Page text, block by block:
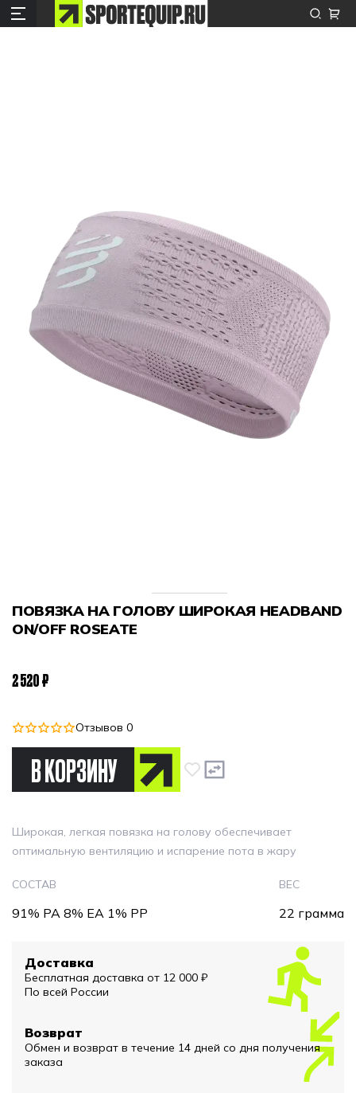
Отзывов 0
ПОВЯЗКА НА ГОЛОВУ ШИРОКАЯ HEADBAND
ON/OFF ROSEATE
2 520 ₽
В КОРЗИНУ
Широкая, легкая повязка на голову обеспечивает
оптимальную вентиляцию и испарение пота в жару
СОСТАВ
91% PA 8% EA 1% PP
ВЕС
22 грамма
Доставка
Бесплатная доставка от 12 000 ₽
По всей России
Возврат
Обмен и возврат в течение 14 дней со дня получения
заказа